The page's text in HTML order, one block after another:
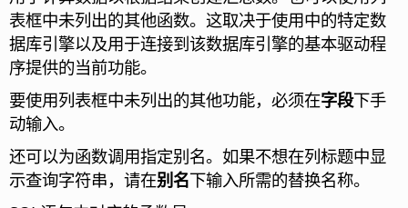
表框中未列出的其他函数。这取决于使用中的特定数
据库引擎以及用于连接到该数据库引擎的基本驱动程
序提供的当前功能。
要使用列表框中未列出的其他功能，必须在字段下手
动输入。
还可以为函数调用指定别名。如果不想在列标题中显
示查询字符串，请在别名下输入所需的替换名称。